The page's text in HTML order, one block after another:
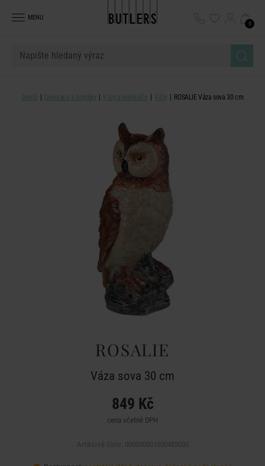
MENU
0
Domů Dekorace a doplňky Vázy a květináče Vázy ROSALIE Váza sova 30 cm
ROSALIE
Váza sova 30 cm
849 Kč
cena včetně DPH